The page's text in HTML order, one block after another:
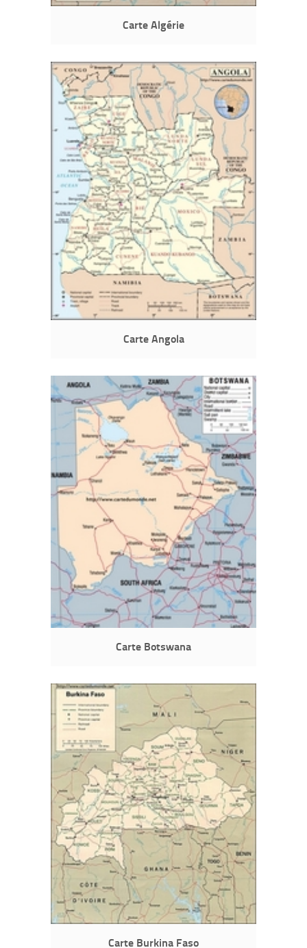
Carte Algérie
Carte Angola
Carte Botswana
Carte Burkina Faso